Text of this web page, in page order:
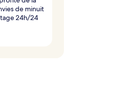
de minuit
24h/24